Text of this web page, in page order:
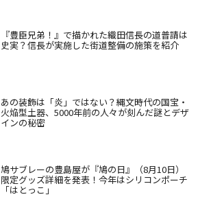
『豊臣兄弟！』で描かれた織田信長の道普請は
史実？信長が実施した街道整備の施策を紹介
あの装飾は「炎」ではない？縄文時代の国宝・
火焔型土器、5000年前の人々が刻んだ謎とデザ
インの秘密
鳩サブレーの豊島屋が『鳩の日』（8月10日）
限定グッズ詳細を発表！今年はシリコンポーチ
「はとっこ」